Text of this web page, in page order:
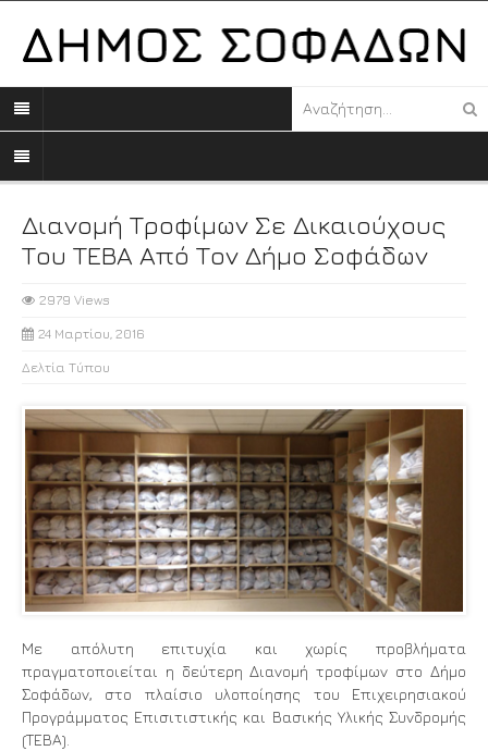
Διανομή Τροφίμων Σε Δικαιούχους
Του ΤΕΒΑ Από Τον Δήμο Σοφάδων
2979 Views
24 Μαρτίου, 2016
Δελτία Τύπου
Με απόλυτη επιτυχία και χωρίς προβλήματα
πραγματοποιείται η δεύτερη Διανομή τροφίμων στο Δήμο
Σοφάδων, στο πλαίσιο υλοποίησης του Επιχειρησιακού
Προγράμματος Επισιτιστικής και Βασικής Υλικής Συνδρομής
(ΤΕΒΑ).